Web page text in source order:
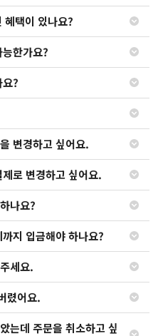
혜택이 있나요?
한가요?
?
변경하고 싶어요.
로 변경하고 싶어요.
나요?
지 입금해야 하나요?
세요.
렸어요.
는데 주문을 취소하고 싶